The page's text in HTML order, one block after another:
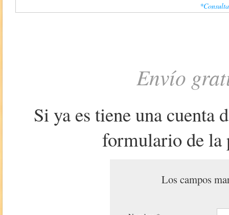
Envío
Si ya es tiene una cuenta
formulario de la
Los campos